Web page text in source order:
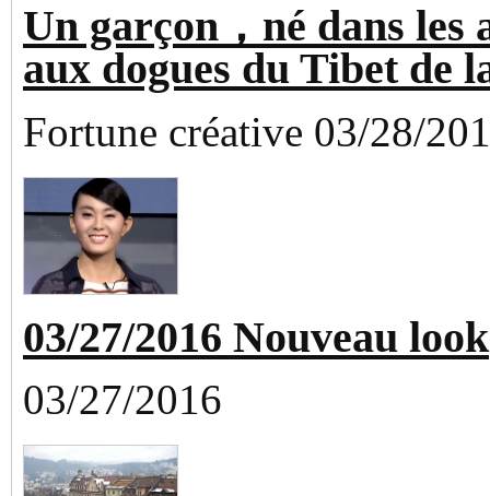
Un garçon，né dans les
aux dogues du Tibet de
Fortune créative 03/28/
03/27/2016 Nouveau look
03/27/2016